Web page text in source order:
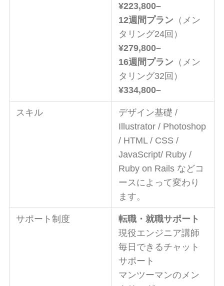
¥223,800–
12週間プラン （メン
タリング24回）
¥279,800–
16週間プラン （メン
タリング32回）
¥334,800–
スキル
デザイン基礎 /
Illustrator / Photoshop
/ HTML / CSS /
JavaScript/ Ruby /
Ruby on Rails などコ
ースによって変わり
ます。
サポート制度
転職・就職サポート
現役エンジニア講師
毎日できるチャット
サポート
マンツーマンのメン